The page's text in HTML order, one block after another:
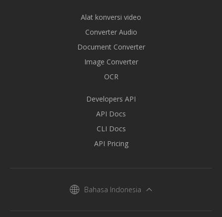
Alat konversi video
Converter Audio
Document Converter
Image Converter
OCR
Developers API
API Docs
CLI Docs
API Pricing
Bahasa Indonesia